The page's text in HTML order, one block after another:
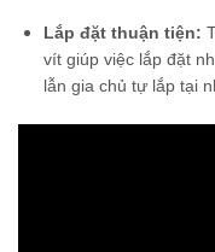
Lắp đặt thuận tiện:
vít giúp việc lắp đặt
lẫn gia chủ tự lắp tại